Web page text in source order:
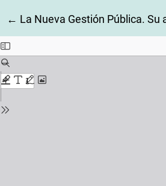
← Return to Article Details
La Nueva Gestión Pública. Su